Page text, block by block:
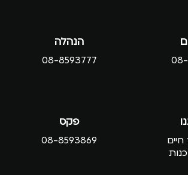
הנהלה
08-8593777
פקס
08-8593869